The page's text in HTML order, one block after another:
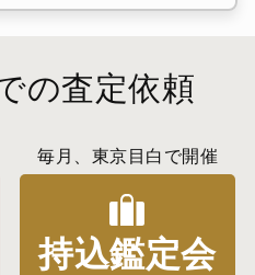
の査定依頼
毎月、東京目白で開催
持込鑑定会